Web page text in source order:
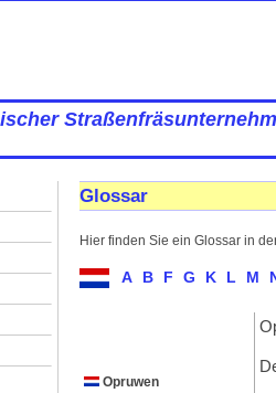
Glossar
Hier finden Sie ein Glossar in
A B F G K L M
Opruwen